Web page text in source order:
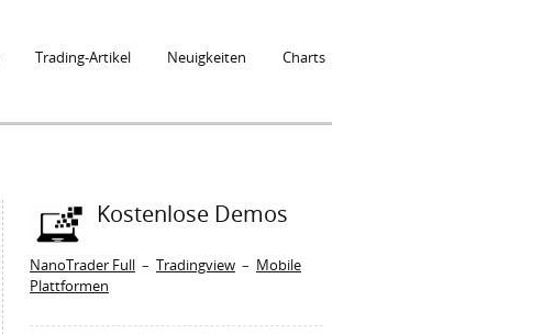
Trading-Artikel Neuigkeiten Charts
Kostenlose Demos
NanoTrader Full – Tradingview – Mobile
Plattformen